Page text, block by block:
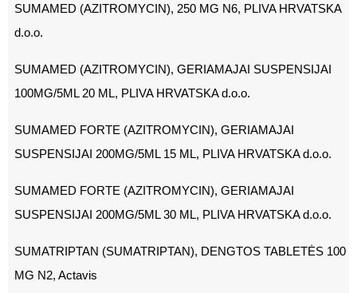
SUMAMED (AZITROMYCIN), 250 MG N6, PLIVA HRVATSKA
d.o.o.
SUMAMED (AZITROMYCIN), GERIAMAJAI SUSPENSIJAI
100MG/5ML 20 ML, PLIVA HRVATSKA d.o.o.
SUMAMED FORTE (AZITROMYCIN), GERIAMAJAI
SUSPENSIJAI 200MG/5ML 15 ML, PLIVA HRVATSKA d.o.o.
SUMAMED FORTE (AZITROMYCIN), GERIAMAJAI
SUSPENSIJAI 200MG/5ML 30 ML, PLIVA HRVATSKA d.o.o.
SUMATRIPTAN (SUMATRIPTAN), DENGTOS TABLETĖS 100
MG N2, Actavis